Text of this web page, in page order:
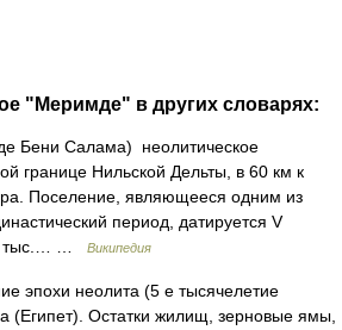
"Меримде" в других словарях:
Бени Салама) неолитическое
границе Нильской Дельты, в 60 км к
Поселение, являющееся одним из
период, датируется V
тыс.… …
Википедия
эпохи неолита (5 е тысячелетие
(Египет). Остатки жилищ, зерновые ямы,